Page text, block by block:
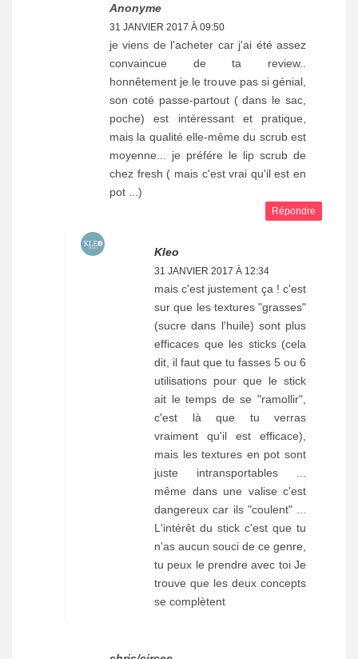
Anonyme
31 JANVIER 2017 À 09:50
je viens de l'acheter car j'ai été assez
convaincue de ta review..
honnêtement je le trouve pas si génial,
son coté passe-partout ( dans le sac,
poche) est intéressant et pratique,
mais la qualité elle-même du scrub est
moyenne... je préfére le lip scrub de
chez fresh ( mais c'est vrai qu'il est en
pot ...)
Répondre
Kleo
31 JANVIER 2017 À 12:34
mais c'est justement ça ! c'est
sur que les textures "grasses"
(sucre dans l'huile) sont plus
efficaces que les sticks (cela
dit, il faut que tu fasses 5 ou 6
utilisations pour que le stick
ait le temps de se "ramollir",
c'est là que tu verras
vraiment qu'il est efficace),
mais les textures en pot sont
juste intransportables ...
même dans une valise c'est
dangereux car ils "coulent" ...
L'intérêt du stick c'est que tu
n'as aucun souci de ce genre,
tu peux le prendre avec toi Je
trouve que les deux concepts
se complètent